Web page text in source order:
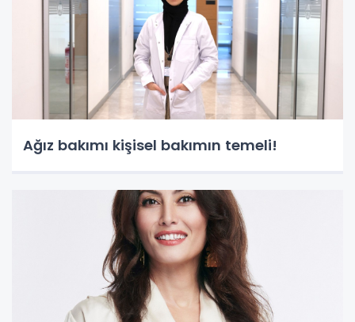
Ağız bakımı kişisel bakımın temeli!